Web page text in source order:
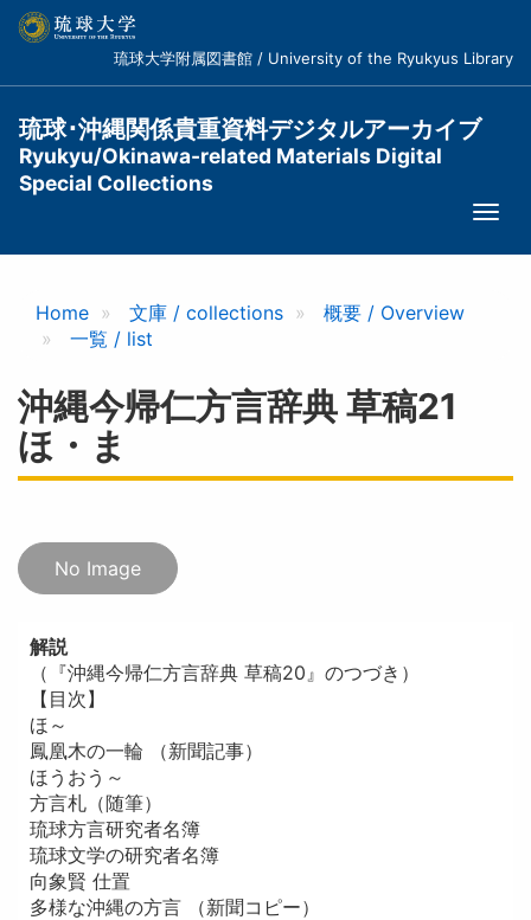
コ
琉球大学附属図書館 / University of the Ryukyus Library
琉球･沖縄関係貴重資料デジタルアーカイブ
Ryukyu/Okinawa-related Materials Digital
Special Collections
Home 文庫 / collections
概要 / Overview
一覧 / list
沖縄今帰仁方言辞典 草稿21
ほ・ま
No Image
解説
（『沖縄今帰仁方言辞典 草稿20』のつづき）
【目次】
ほ～
鳳凰木の一輪 （新聞記事）
ほうおう～
方言札（随筆）
琉球方言研究者名簿
琉球文学の研究者名簿
向象賢 仕置
多様な沖縄の方言 （新聞コピー）